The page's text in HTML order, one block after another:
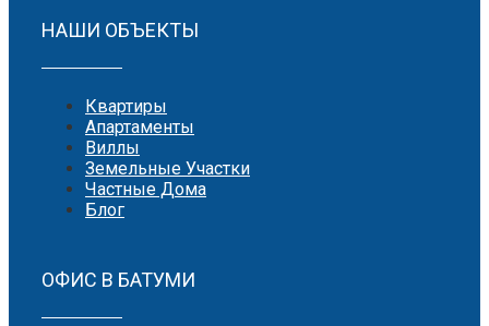
НАШИ ОБЪЕКТЫ
Квартиры
Апартаменты
Виллы
Земельные Участки
Частные Дома
Блог
ОФИС В БАТУМИ